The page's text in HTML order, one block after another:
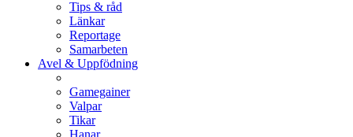
Tips & råd
Länkar
Reportage
Samarbeten
Avel & Uppfödning
Gamegainer
Valpar
Tikar
Hanar